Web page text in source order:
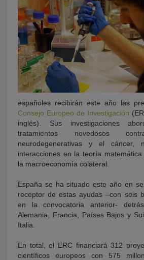
españoles recibirán este año las
Consejo Europeo de Investigación
inglés). Sus investigaciones
tratamientos novedosos
neurodegenerativas y el cáncer,
interacciones en la teoría
la macroeconomía colateral.
España se ha situado este año en
receptor de estas ayudas –con seis
en la convocatoria anterior-
Alemania, Francia, Países Bajos y
Italia.
En total, el ERC financiará 312
científicos europeos con 575